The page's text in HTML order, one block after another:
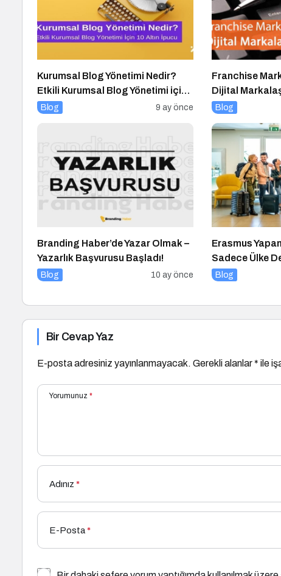
Kurumsal Blog Yönetimi Nedir?
Etkili Kurumsal Blog Yönetimi için
10 Altın İpucu
Blog 9 ay önce
Franchise
Dijital
Blog
Branding Haber’de Yazar Olmak –
Yazarlık Başvurusu Başladı!
Blog 10 ay önce
Erasmus
Sadece Ülke
Değişiyor
Blog
Bir Cevap Yaz
E-posta adresiniz yayınlanmayacak. Gerekli alanlar* ile
Yorumunuz *
Adınız *
E-Posta*